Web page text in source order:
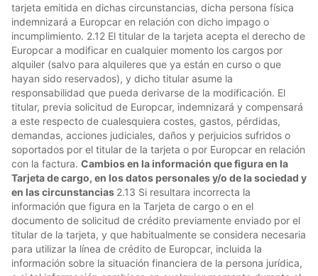
tarjeta emitida en dichas circunstancias, dicha persona física
indemnizará a Europcar en relación con dicho impago o
incumplimiento. 2.12 El titular de la tarjeta acepta el derecho de
Europcar a modificar en cualquier momento los cargos por
alquiler (salvo para alquileres que ya están en curso o que
hayan sido reservados), y dicho titular asume la
responsabilidad que pueda derivarse de la modificación. El
titular, previa solicitud de Europcar, indemnizará y compensará
a este respecto de cualesquiera costes, gastos, pérdidas,
demandas, acciones judiciales, daños y perjuicios sufridos o
soportados por el titular de la tarjeta o por Europcar en relación
con la factura. Cambios en la información que figura en la
Tarjeta de cargo, en los datos personales y/o de la sociedad y
en las circunstancias 2.13 Si resultara incorrecta la
información que figura en la Tarjeta de cargo o en el
documento de solicitud de crédito previamente enviado por el
titular de la tarjeta, y que habitualmente se considera necesaria
para utilizar la línea de crédito de Europcar, incluida la
información sobre la situación financiera de la persona jurídica,